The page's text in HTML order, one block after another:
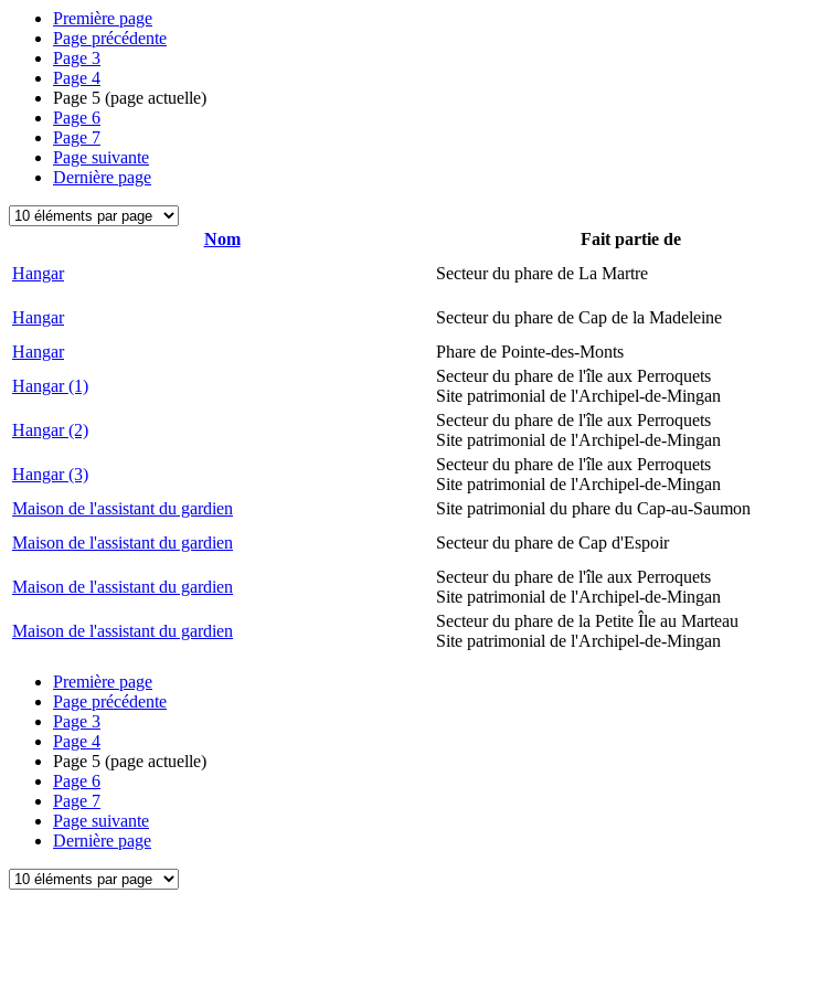
Première page
Page précédente
Page 3
Page 4
Page 5 (page actuelle)
Page 6
Page 7
Page suivante
Dernière page
Nom Fait partie de
Hangar
Secteur du phare de La Martre
Hangar Secteur du phare de Cap de la Madeleine
Hangar
Phare de Pointe-des-Monts
Hangar (1)
Secteur du phare de l'île aux Perroquets
Site patrimonial de l'Archipel-de-Mingan
Hangar (2)
Secteur du phare de l'île aux Perroquets
Site patrimonial de l'Archipel-de-Mingan
Hangar (3)
Secteur du phare de l'île aux Perroquets
Site patrimonial de l'Archipel-de-Mingan
Maison de l'assistant du gardien
Site patrimonial du phare du Cap-au-Saumon
Maison de l'assistant du gardien
Secteur du phare de Cap d'Espoir
Maison de l'assistant du gardien
Secteur du phare de l'île aux Perroquets
Site patrimonial de l'Archipel-de-Mingan
Maison de l'assistant du gardien
Secteur du phare de la Petite Île au Marteau
Site patrimonial de l'Archipel-de-Mingan
Première page
Page précédente
Page 3
Page 4
Page 5 (page actuelle)
Page 6
Page 7
Page suivante
Dernière page